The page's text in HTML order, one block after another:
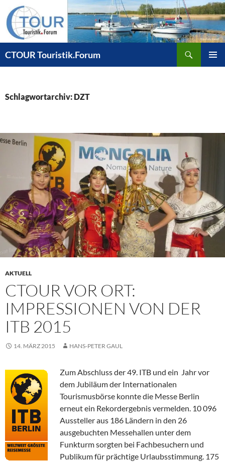
Inhalt
springen
CTOUR Touristik.Forum
Schlagwortarchiv: DZT
AKTUELL
CTOUR VOR ORT:
IMPRESSIONEN VON DER
ITB 2015
14. MÄRZ 2015 HANS-PETER GAUL
Zum Abschluss der 49. ITB und ein Jahr vor
dem Jubiläum der Internationalen
Tourismusbörse konnte die Messe Berlin
erneut ein Rekordergebnis vermelden. 10 096
Aussteller aus 186 Ländern in den 26
ausgebuchten Messehallen unter dem
Funkturm sorgten bei Fachbesuchern und
Publikum für prächtige Urlaubsstimmung. 175